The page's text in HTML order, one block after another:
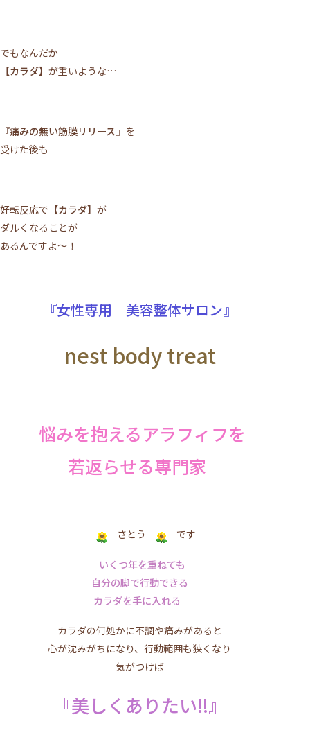
でもなんだか
【カラダ】 が重いような…
『痛みの無い筋膜リリース』 を
受けた後も
好転反応で 【カラダ】 が
ダルくなることが
あるんですよ～！
『女性専用 美容整体サロン』
nest body treat
悩みを抱えるアラフィフを
若返らせる専門家
さとう です
いくつ年を重ねても
自分の脚で行動できる
カラダを手に入れる
カラダの何処かに不調や痛みがあると
心が沈みがちになり、行動範囲も狭くなり
気がつけば
『美しくありたい!!』